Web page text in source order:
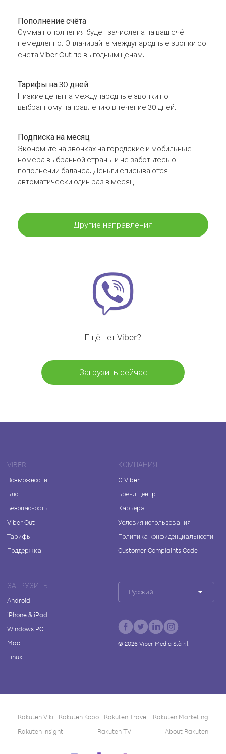
Пополнение счёта
Сумма пополнения будет зачислена на ваш счёт
немедленно. Оплачивайте международные звонки со
счёта Viber Out по выгодным ценам.
Тарифы на 30 дней
Низкие цены на международные звонки по
выбранному направлению в течение 30 дней.
Подписка на месяц
Экономьте на звонках на городские и мобильные
номера выбранной страны и не заботьтесь о
пополнении баланса. Деньги списываются
автоматически один раз в месяц
Другие направления
Ещё нет Viber?
Загрузить сейчас
VIBER
Возможности
Блог
Безопасность
Viber Out
Тарифы
Поддержка
КОМПАНИЯ
О Viber
Бренд-центр
Карьера
Условия использования
Политика конфиденциальности
Customer Complaints Code
ЗАГРУЗИТЬ
Android
iPhone & iPad
Windows PC
Mac
Linux
Русский
© 2026Viber Media S.à r.l.
Rakuten Viki Rakuten Kobo Rakuten Travel
Rakuten Marketing
Rakuten Insight
Rakuten TV About Rakuten